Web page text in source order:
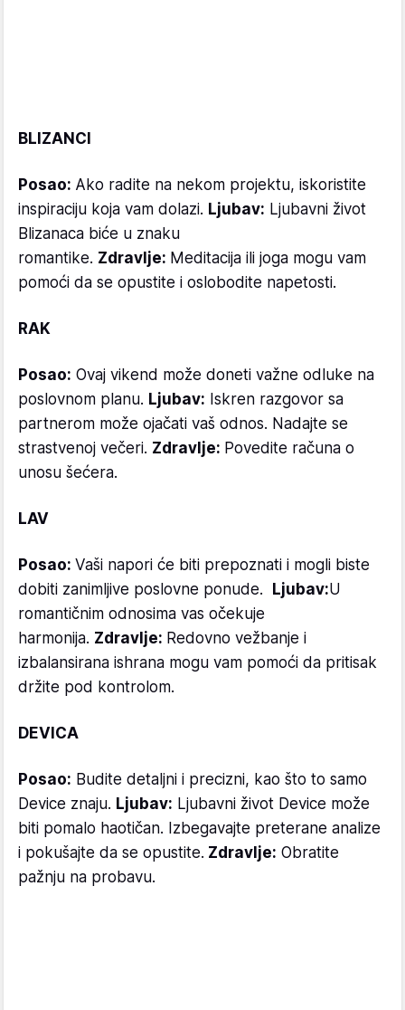
BLIZANCI
Posao: Ako radite na nekom projektu, iskoristite
inspiraciju koja vam dolazi. Ljubav: Ljubavni život
Blizanaca biće u znaku
romantike. Zdravlje: Meditacija ili joga mogu vam
pomoći da se opustite i oslobodite napetosti.
RAK
Posao: Ovaj vikend može doneti važne odluke na
poslovnom planu. Ljubav: Iskren razgovor sa
partnerom može ojačati vaš odnos. Nadajte se
strastvenoj večeri. Zdravlje: Povedite računa o
unosu šećera.
LAV
Posao: Vaši napori će biti prepoznati i mogli biste
dobiti zanimljive poslovne ponude. Ljubav:U
romantičnim odnosima vas očekuje
harmonija. Zdravlje: Redovno vežbanje i
izbalansirana ishrana mogu vam pomoći da pritisak
držite pod kontrolom.
DEVICA
Posao: Budite detaljni i precizni, kao što to samo
Device znaju. Ljubav: Ljubavni život Device može
biti pomalo haotičan. Izbegavajte preterane analize
i pokušajte da se opustite. Zdravlje: Obratite
pažnju na probavu.